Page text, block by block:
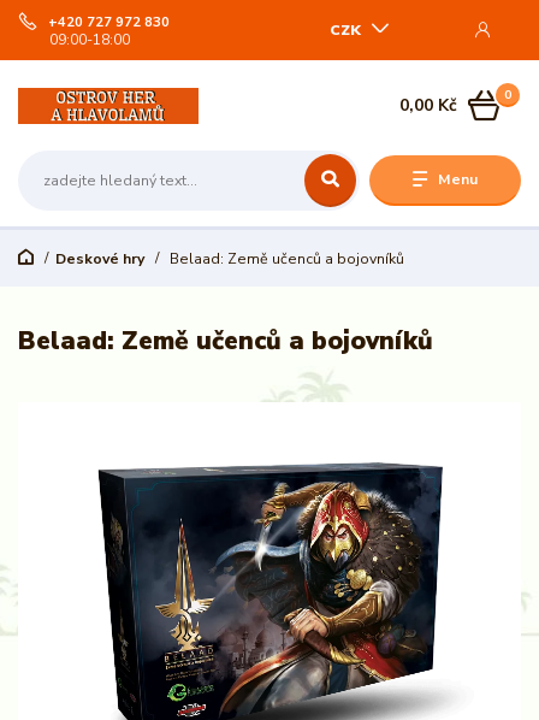
Menu
CZK
+420 727 972 830
09:00-18:00
0
0,00 Kč
Deskové hry Belaad: Země učenců a bojovníků
Belaad: Země učenců a bojovníků